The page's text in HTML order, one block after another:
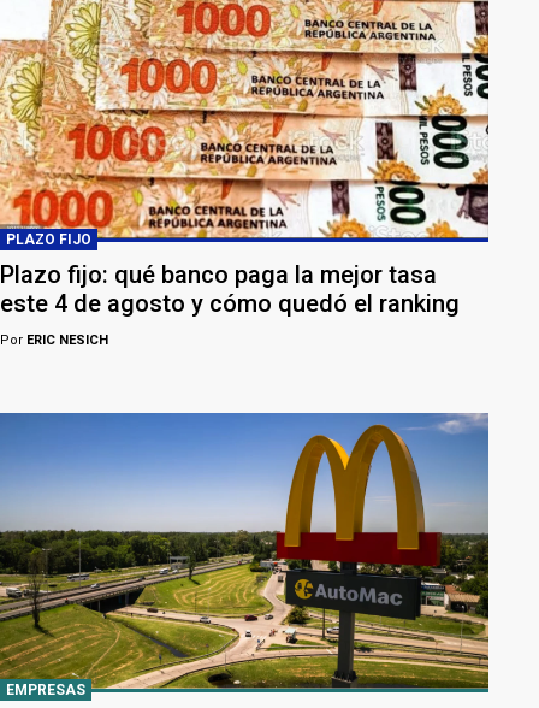
PLAZO FIJO
Plazo fijo: qué banco paga la mejor tasa
este 4 de agosto y cómo quedó el ranking
Por ERIC NESICH
EMPRESAS